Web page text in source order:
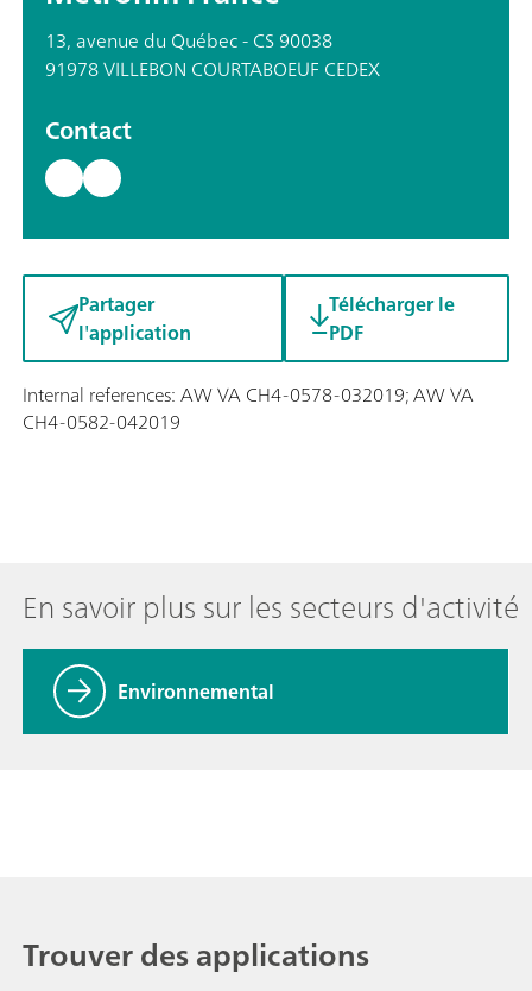
13, avenue du Québec - CS 90038
91978 VILLEBON COURTABOEUF CEDEX
Contact
Partager
l'application
Télécharger le
PDF
Internal references: AW VA CH4-0578-032019; AW VA
CH4-0582-042019
En savoir plus sur les secteurs d'activité
Environnemental
Trouver des applications